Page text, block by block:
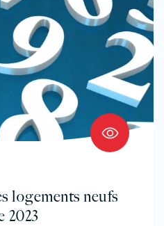
logements neufs
2023